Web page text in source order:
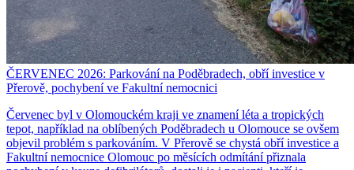
ČERVENEC 2026: Parkování na Poděbradech, obří investice v
Přerově, pochybení ve Fakultní nemocnici
Červenec byl v Olomouckém kraji ve znamení léta a tropických
tepot, například na oblíbených Poděbradech u Olomouce se ovšem
objevil problém s parkováním. V Přerově se chystá obří investice a
Fakultní nemocnice Olomouc po měsících odmítání přiznala